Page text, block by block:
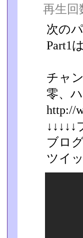
再生
次の
Part1
チャ
零、
http://
ブロ
ツイ